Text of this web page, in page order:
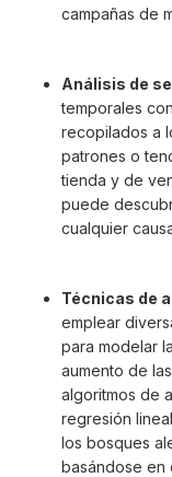
campañas de
Análisis de
temporales
recopilados a
patrones o
tienda y de
puede
cualquier
Técnicas de
emplear
para modelar
aumento de
algoritmos de
regresión
los bosques
basándose en